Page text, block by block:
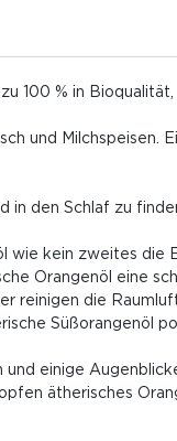
100 % in
und Milchspeisen.
in den Schlaf zu
wie kein zweites die
Orangenöl eine
reinigen die
Süßorangenöl
einige
ätherisches